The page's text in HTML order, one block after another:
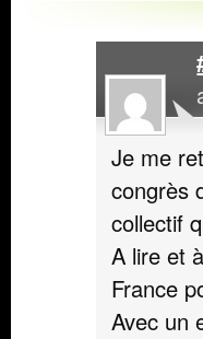
Je me
congrès
collectif
A lire et
France
Avec un